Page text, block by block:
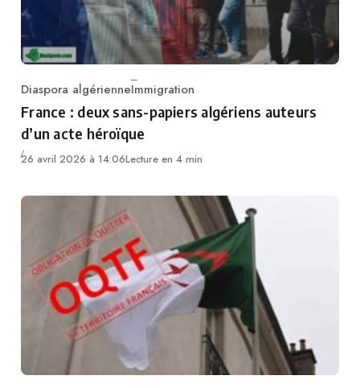
Category
Diaspora algérienneImmigration
France : deux sans-papiers algériens auteurs
d’un acte héroïque
26 avril 2026 à 14:06Lecture en 4 min